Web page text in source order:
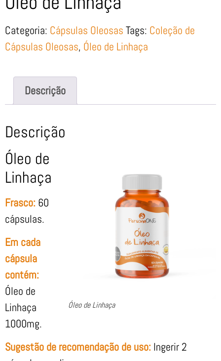
Categoria: Cápsulas Oleosas Tags: Coleção de
Cápsulas Oleosas, Óleo de Linhaça
Descrição
Descrição
Óleo de Linhaça
Óleo de
Linhaça
Frasco: 60
cápsulas.
Em cada
cápsula
contém:
Óleo de
Linhaça
1000mg.
Sugestão de recomendação de uso: Ingerir 2